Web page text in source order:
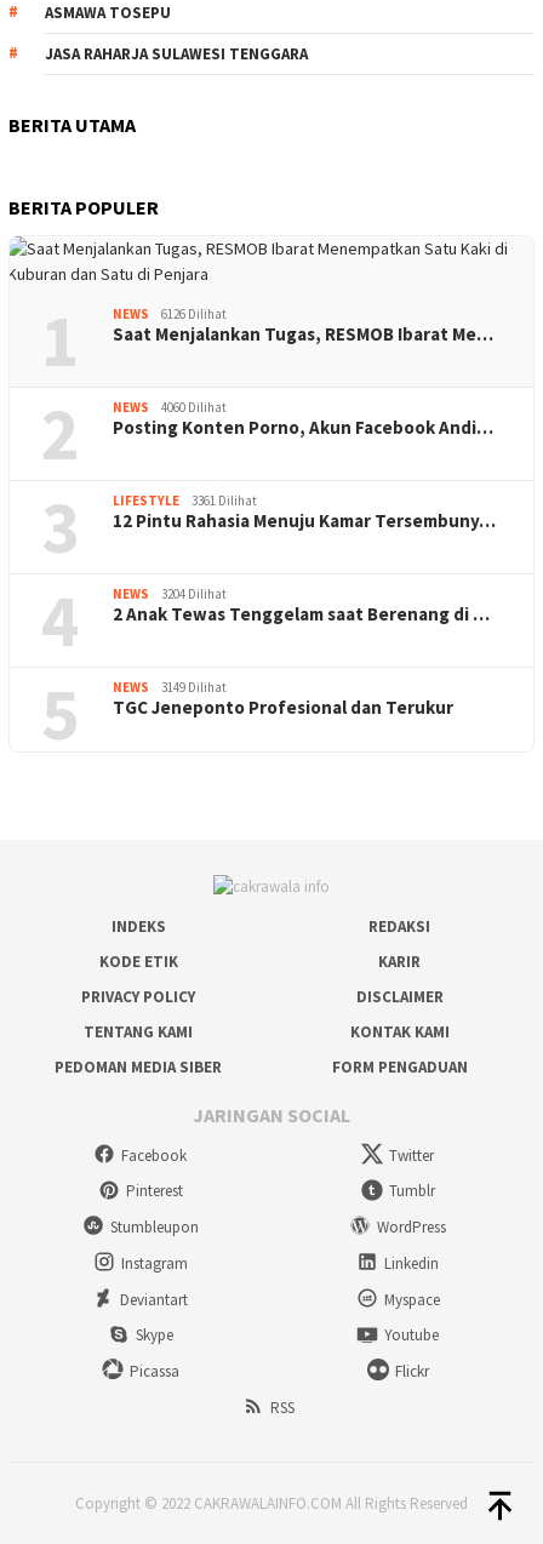
ASMAWA TOSEPU
JASA RAHARJA SULAWESI TENGGARA
BERITA UTAMA
BERITA POPULER
1 NEWS 6126 Dilihat
Saat Menjalankan Tugas, RESMOB Ibarat Me…
2 NEWS 4060 Dilihat
Posting Konten Porno, Akun Facebook Andi…
3 LIFESTYLE 3361 Dilihat
12 Pintu Rahasia Menuju Kamar Tersembuny…
4 NEWS 3204 Dilihat
2 Anak Tewas Tenggelam saat Berenang di …
5 NEWS 3149 Dilihat
TGC Jeneponto Profesional dan Terukur
INDEKS
REDAKSI
KODE ETIK
KARIR
PRIVACY POLICY
DISCLAIMER
TENTANG KAMI
KONTAK KAMI
PEDOMAN MEDIA SIBER
FORM PENGADUAN
JARINGAN SOCIAL
Facebook
Twitter
Pinterest
Tumblr
Stumbleupon
WordPress
Instagram
Linkedin
Deviantart
Myspace
Skype
Youtube
Picassa
Flickr
RSS
Copyright © 2022 CAKRAWALAINFO.COM All Rights Reserved